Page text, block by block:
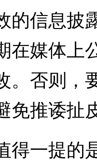
的信息披
在媒体上
。否则，
免推诿扯
一提的